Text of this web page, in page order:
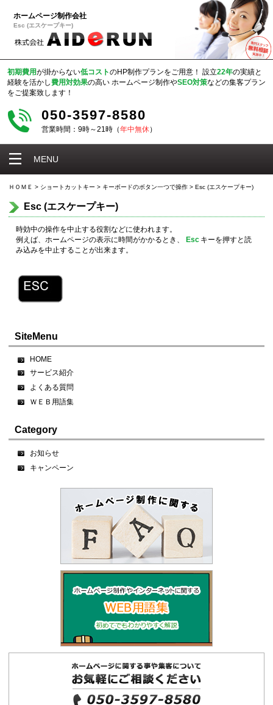
ホームページ制作会社
Esc (エスケープキー)
初期費用が掛からない低コストのHP制作プランをご用意！ 設立22年の実績と
経験を活かし費用対効果の高い ホームページ制作やSEO対策などの集客プラン
をご提案致します！
050-3597-8580
営業時間：9時～21時（年中無休）
MENU
ＨＯＭＥ > ショートカットキー > キーボードのボタン一つで操作 > Esc (エスケープキー)
Esc (エスケープキー)
時効中の操作を中止する役割などに使われます。
例えば、ホームページの表示に時間がかかるとき、
Esc キーを押すと読
み込みを中止することが出来ます。
SiteMenu
HOME
サービス紹介
よくある質問
ＷＥＢ用語集
Category
お知らせ
キャンペーン